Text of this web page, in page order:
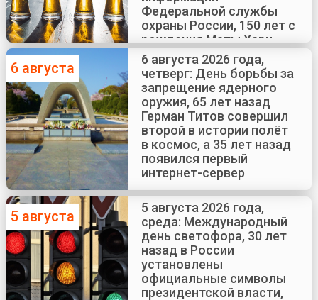
Федеральной службы
охраны России, 150 лет с
рождения Маты Хари
6 августа
6 августа 2026 года,
четверг: День борьбы за
запрещение ядерного
оружия, 65 лет назад
Герман Титов совершил
второй в истории полёт
в космос, а 35 лет назад
появился первый
интернет-сервер
5 августа
5 августа 2026 года,
среда: Международный
день светофора, 30 лет
назад в России
установлены
официальные символы
президентской власти,